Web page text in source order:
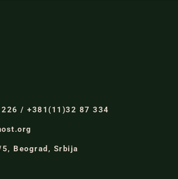
/ +381(11)32 87 334
Beograd, Srbija